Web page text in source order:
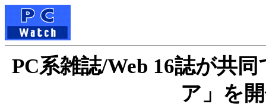
PC系雑誌/Web 16誌が共
ア」を